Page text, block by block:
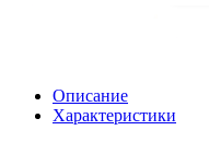
Описание
Характеристики